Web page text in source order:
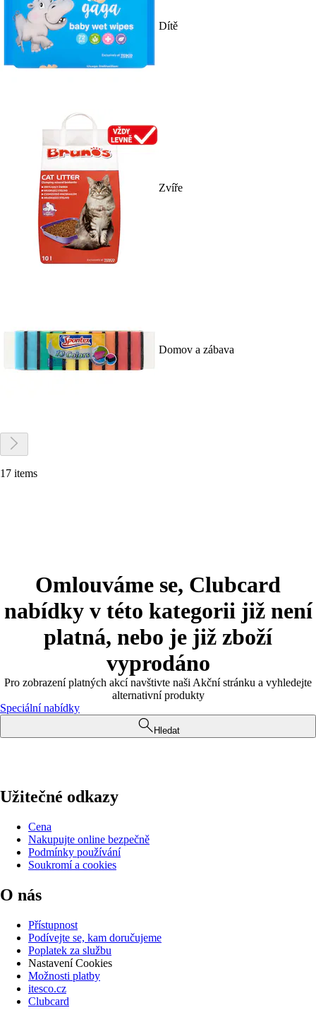
Dítě
Zvíře
Domov a zábava
17 items
Omlouváme se, Clubcard
nabídky v této kategorii již není
platná, nebo je již zboží
vyprodáno
Pro zobrazení platných akcí navštivte naši Akční stránku a vyhledejte
alternativní produkty
Speciální nabídky
Hledat
Užitečné odkazy
Cena
Nakupujte online bezpečně
Podmínky používání
Soukromí a cookies
O nás
Přístupnost
Podívejte se, kam doručujeme
Poplatek za službu
Nastavení Cookies
Možnosti platby
itesco.cz
Clubcard